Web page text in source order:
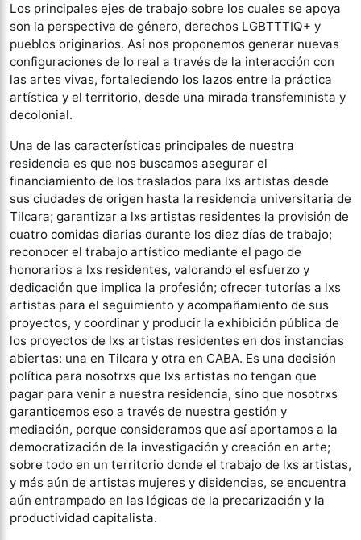
Los principales ejes de trabajo sobre los cuales se apoya
son la perspectiva de género, derechos LGBTTTIQ+ y
pueblos originarios. Así nos proponemos generar nuevas
configuraciones de lo real a través de la interacción con
las artes vivas, fortaleciendo los lazos entre la práctica
artística y el territorio, desde una mirada transfeminista y
decolonial.
Una de las características principales de nuestra
residencia es que nos buscamos asegurar el
financiamiento de los traslados para lxs artistas desde
sus ciudades de origen hasta la residencia universitaria de
Tilcara; garantizar a lxs artistas residentes la provisión de
cuatro comidas diarias durante los diez días de trabajo;
reconocer el trabajo artístico mediante el pago de
honorarios a lxs residentes, valorando el esfuerzo y
dedicación que implica la profesión; ofrecer tutorías a lxs
artistas para el seguimiento y acompañamiento de sus
proyectos, y coordinar y producir la exhibición pública de
los proyectos de lxs artistas residentes en dos instancias
abiertas: una en Tilcara y otra en CABA. Es una decisión
política para nosotrxs que lxs artistas no tengan que
pagar para venir a nuestra residencia, sino que nosotrxs
garanticemos eso a través de nuestra gestión y
mediación, porque consideramos que así aportamos a la
democratización de la investigación y creación en arte;
sobre todo en un territorio donde el trabajo de lxs artistas,
y más aún de artistas mujeres y disidencias, se encuentra
aún entrampado en las lógicas de la precarización y la
productividad capitalista.